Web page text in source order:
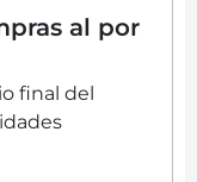
al por
final del